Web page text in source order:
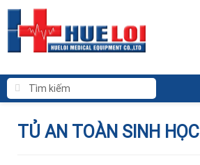
TỦ AN TOÀN SINH HỌC